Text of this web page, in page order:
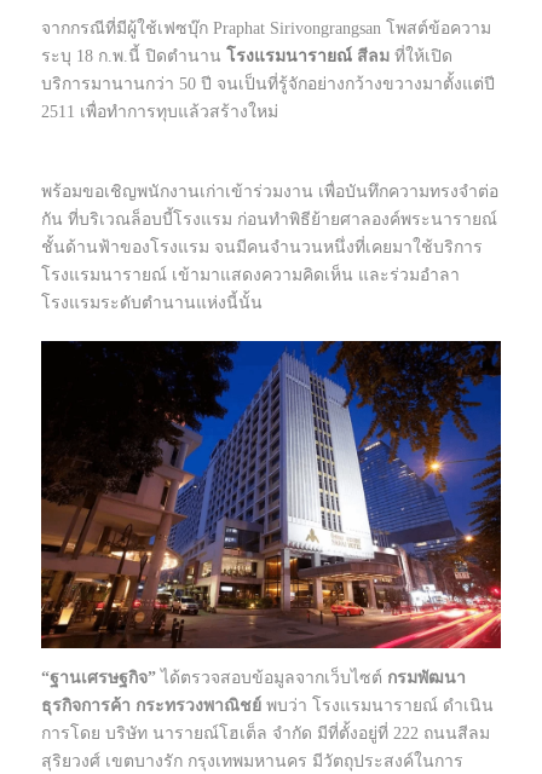
จากกรณีที่มีผู้ใช้เฟซบุ๊ก Praphat Sirivongrangsan โพสต์ข้อความ
ระบุ 18 ก.พ.นี้ ปิดตำนาน โรงแรมนารายณ์ สีลม ที่ให้เปิด
บริการมานานกว่า 50 ปี จนเป็นที่รู้จักอย่างกว้างขวางมาตั้งแต่ปี
2511 เพื่อทำการทุบแล้วสร้างใหม่
พร้อมขอเชิญพนักงานเก่าเข้าร่วมงาน เพื่อบันทึกความทรงจำต่อ
กัน ที่บริเวณล็อบบี้โรงแรม ก่อนทำพิธีย้ายศาลองค์พระนารายณ์
ชั้นด้านฟ้าของโรงแรม จนมีคนจำนวนหนึ่งที่เคยมาใช้บริการ
โรงแรมนารายณ์ เข้ามาแสดงความคิดเห็น และร่วมอำลา
โรงแรมระดับตำนานแห่งนี้นั้น
“ฐานเศรษฐกิจ” ได้ตรวจสอบข้อมูลจากเว็บไซต์ กรมพัฒนา
ธุรกิจการค้า กระทรวงพาณิชย์ พบว่า โรงแรมนารายณ์ ดำเนิน
การโดย บริษัท นารายณ์โฮเต็ล จำกัด มีที่ตั้งอยู่ที่ 222 ถนนสีลม
สุริยวงศ์ เขตบางรัก กรุงเทพมหานคร มีวัตถุประสงค์ในการ